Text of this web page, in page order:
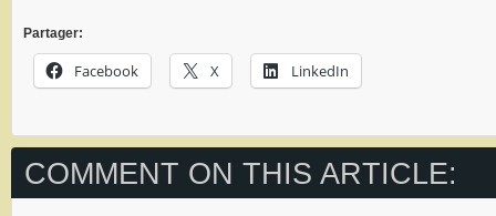
Partager:
Facebook X LinkedIn
COMMENT ON THIS ARTICLE: